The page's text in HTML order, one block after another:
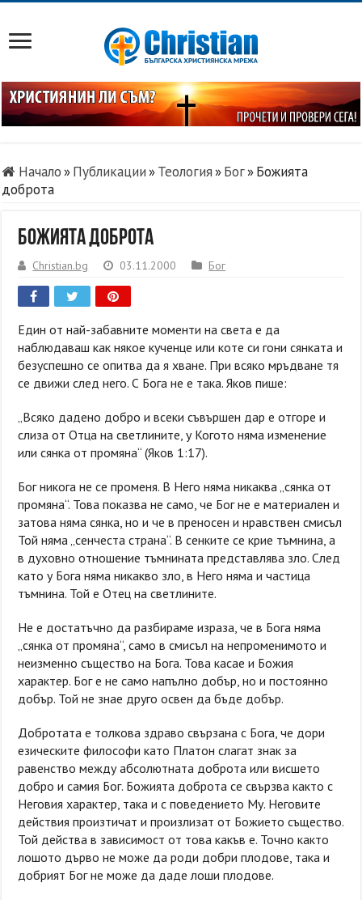
Начало»Публикации»Теология»Бог»Божията
доброта
Божията доброта
Christian.bg 03.11.2000 Бог
Един от най-забавните моменти на света е да
наблюдаваш как някое кученце или коте си гони сянката и
безуспешно се опитва да я хване. При всяко мръдване тя
се движи след него. С Бога не е така. Яков пише:
„Всяко дадено добро и всеки съвършен дар е отгоре и
слиза от Отца на светлините, у Когото няма изменение
или сянка от промяна“ (Яков 1:17).
Бог никога не се променя. В Него няма никаква „сянка от
промяна“. Това показва не само, че Бог не е материален и
затова няма сянка, но и че в преносен и нравствен смисъл
Той няма „сенчеста страна“. В сенките се крие тъмнина, а
в духовно отношение тъмнината представлява зло. След
като у Бога няма никакво зло, в Него няма и частица
тъмнина. Той е Отец на светлините.
Не е достатъчно да разбираме израза, че в Бога няма
„сянка от промяна“, само в смисъл на непроменимото и
неизменно същество на Бога. Това касае и Божия
характер. Бог е не само напълно добър, но и постоянно
добър. Той не знае друго освен да бъде добър.
Добротата е толкова здраво свързана с Бога, че дори
езическите философи като Платон слагат знак за
равенство между абсолютната доброта или висшето
добро и самия Бог. Божията доброта се свързва както с
Неговия характер, така и с поведението Му. Неговите
действия произтичат и произлизат от Божието същество.
Той действа в зависимост от това какъв е. Точно както
лошото дърво не може да роди добри плодове, така и
добрият Бог не може да даде лоши плодове.